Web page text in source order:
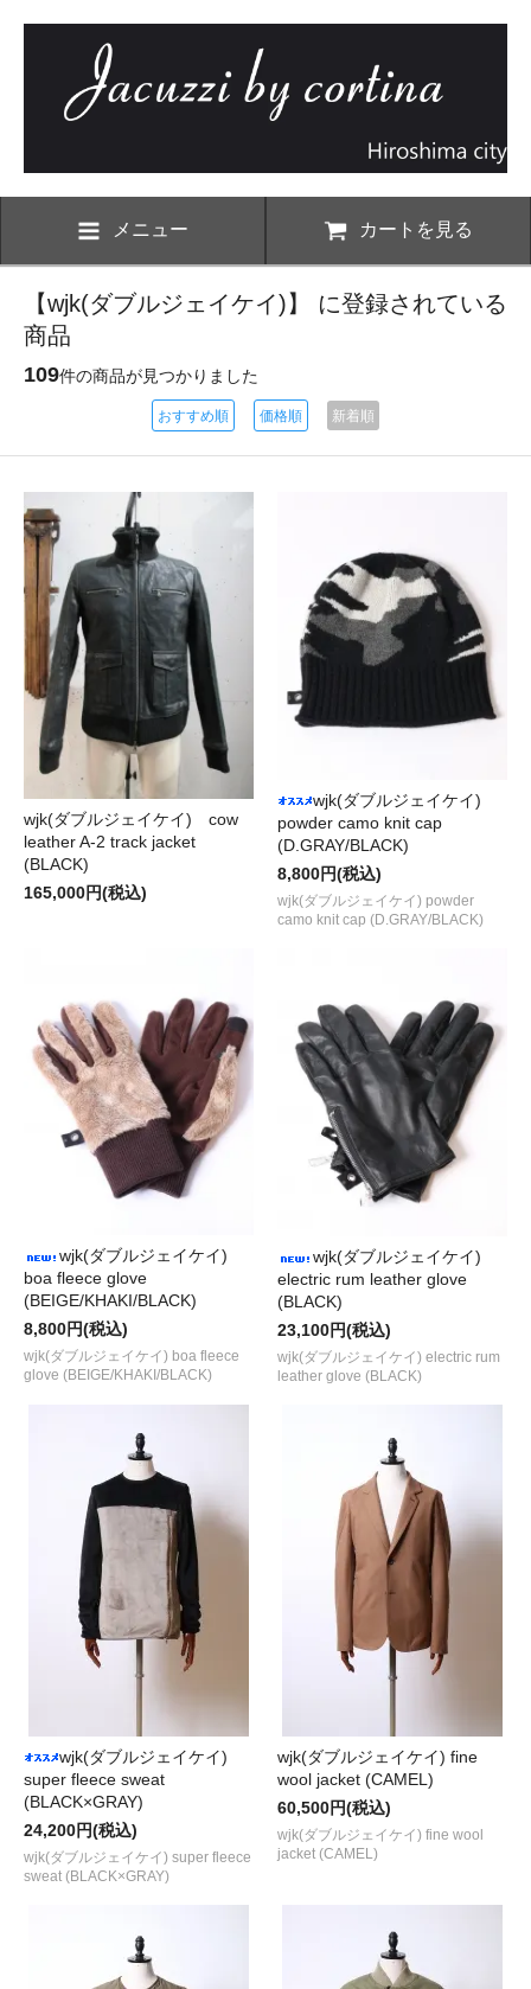
メニュー カートを見る
【wjk(ダブルジェイケイ)】 に登録されている
商品
109件の商品が見つかりました
おすすめ順 価格順 新着順
wjk(ダブルジェイケイ) cow
leather A-2 track jacket
(BLACK)
165,000円(税込)
wjk(ダブルジェイケイ)
powder camo knit cap
(D.GRAY/BLACK)
8,800円(税込)
wjk(ダブルジェイケイ) powder
camo knit cap (D.GRAY/BLACK)
wjk(ダブルジェイケイ)
boa fleece glove
(BEIGE/KHAKI/BLACK)
8,800円(税込)
wjk(ダブルジェイケイ) boa fleece
glove (BEIGE/KHAKI/BLACK)
wjk(ダブルジェイケイ)
electric rum leather glove
(BLACK)
23,100円(税込)
wjk(ダブルジェイケイ) electric rum
leather glove (BLACK)
wjk(ダブルジェイケイ)
super fleece sweat
(BLACK×GRAY)
24,200円(税込)
wjk(ダブルジェイケイ) super fleece
sweat (BLACK×GRAY)
wjk(ダブルジェイケイ) fine
wool jacket (CAMEL)
60,500円(税込)
wjk(ダブルジェイケイ) fine wool
jacket (CAMEL)